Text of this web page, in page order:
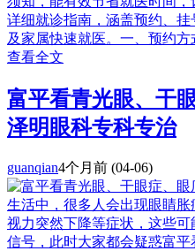
详细就诊指南，涵盖预约、
及家属快速就医。一、预约
查看全文
富平看青光眼、干
泽明眼科专科专治
guanqian4个月前 (04-06)
生活中，很多人会出现眼睛胀
视力突然下降等症状，这些
信号，此时大家都会疑惑富